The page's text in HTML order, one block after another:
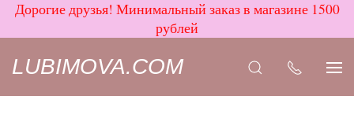
Дорогие друзья! Минимальный заказ в магазине 1500
рублей
LUBIMOVA.COM